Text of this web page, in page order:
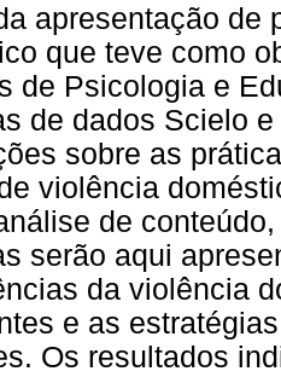
apresentação de
que teve como
de Psicologia e
de dados Scielo
sobre as
violência
de
serão aqui
da violência
e as
Os resultados